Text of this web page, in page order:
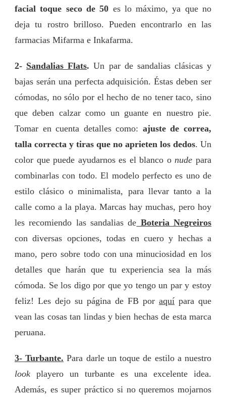
facial toque seco de 50 es lo máximo, ya que no
deja tu rostro brilloso. Pueden encontrarlo en las
farmacias Mifarma e Inkafarma.
2- Sandalias Flats.Un par de sandalias clásicas y
bajas serán una perfecta adquisición. Éstas deben ser
cómodas, no sólo por el hecho de no tener taco, sino
que deben calzar como un guante en nuestro pie.
Tomar en cuenta detalles como: ajuste de correa,
talla correcta y tiras que no aprieten los dedos. Un
color que puede ayudarnos es el blanco o nude para
combinarlas con todo. El modelo perfecto es uno de
estilo clásico o minimalista, para llevar tanto a la
calle como a la playa. Marcas hay muchas, pero hoy
les recomiendo las sandalias de Boteria Negreiros
con diversas opciones, todas en cuero y hechas a
mano, pero sobre todo con una minuciosidad en los
detalles que harán que tu experiencia sea la más
cómoda. Se los digo por que yo tengo un par y estoy
feliz! Les dejo su página de FB por aquí para que
vean las cosas tan lindas y bien hechas de esta marca
peruana.
3- Turbante. Para darle un toque de estilo a nuestro
look playero un turbante es una excelente idea.
Además, es super práctico si no queremos mojarnos